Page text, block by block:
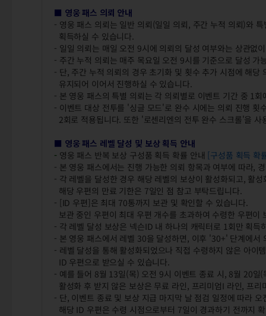
■ 영웅 패스 의뢰 안내
- 영웅 패스 의뢰는 일반 의뢰(일일 의뢰, 주간 누적 의뢰)와
획득하실 수 있습니다.
- 일일 의뢰는 매일 오전 9시에 의뢰의 달성 여부와는 상관없
- 주간 누적 의뢰는 매주 목요일 오전 9시를 기준으로 달성 가
- 단, 주간 누적 의뢰의 경우 초기화 및 횟수 추가 시점에 해
유지되어 이어서 진행하실 수 있습니다.
- 본 영웅 패스의 특별 의뢰는 각 의뢰별로 이벤트 기간 중 1
- 이벤트 대상 전투를 '싱글 모드'로 완수 시에는 의뢰 진행
2회로 적용됩니다. 또한 '로센리엔의 전투 완수 스크롤'을
■ 영웅 패스 레벨 달성 및 보상 획득 안내
- 영웅 패스 반복 보상 구성품 획득 확률 안내 [구성품 획득 확
- 본 영웅 패스에서는 진행 가능한 의뢰 항목과 여부에 따라,
- 각 레벨을 달성한 경우 해당 레벨의 보상이 활성화되고, 활
해당 우편의 만료 기한은 7일인 점 참고 부탁드립니다.
- [ID 우편]은 최대 70통까지 보관 및 확인할 수 있습니다.
보관 중인 우편이 최대 우편 개수를 초과하여 수령한 우편
- 각 레벨 달성 보상은 넥슨ID 내 하나의 캐릭터로 1회만 획득
- 본 영웅 패스에서 레벨 30을 달성하면, 이후 '30+' 단계에서
- 레벨 달성을 통해 활성화되었으나 직접 수령하지 않은 아
ID 우편으로 받으실 수 있습니다.
- 예를 들어 8월 13일(목) 오전 9시 이벤트 종료 시, 8월 20일
활성화 후 받지 않은 보상은 무료 라인, 프리미엄I 라인, 프
- 단, 이벤트 종료 및 보상 지급 마지막 날 점검 일정에 따라
해당 ID 우편은 수령 시점으로부터 7일이 경과하기 전까지